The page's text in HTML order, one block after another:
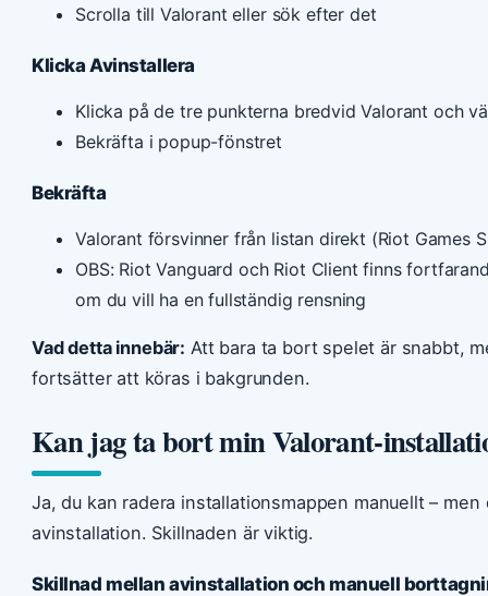
Scrolla till Valorant eller sök efter det
Klicka Avinstallera
Klicka på de tre punkterna bredvid Valorant och
Bekräfta i popup-fönstret
Bekräfta
Valorant försvinner från listan direkt (Riot Games
OBS: Riot Vanguard och Riot Client finns
om du vill ha en fullständig rensning
Vad detta innebär: Att bara ta bort spelet är snabbt,
fortsätter att köras i bakgrunden.
Kan jag ta bort min Valorant-
Ja, du kan radera installationsmappen manuellt –
avinstallation. Skillnaden är viktig.
Skillnad mellan avinstallation och manuell